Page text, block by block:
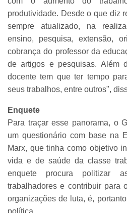
produtividade. Desde o que diz
sempre atualizado, na
ensino, pesquisa, extensão,
cobrança do professor da
de artigos e pesquisas. Além
docente tem que ter tempo
seus trabalhos, entre outros",
Enquete
Para traçar esse panorama, o
um questionário com base na
Marx, que tinha como objetivo
vida e de saúde da classe
enquete procura politizar
trabalhadores e contribuir para
organizações de luta, é,
política.